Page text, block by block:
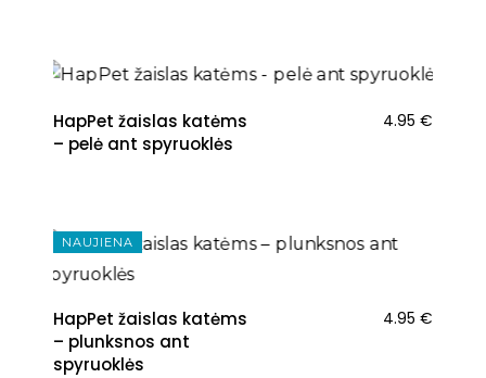
HapPet žaislas katėms
– pelė ant spyruoklės
4.95 €
NAUJIENA
HapPet žaislas katėms
– plunksnos ant
spyruoklės
4.95 €